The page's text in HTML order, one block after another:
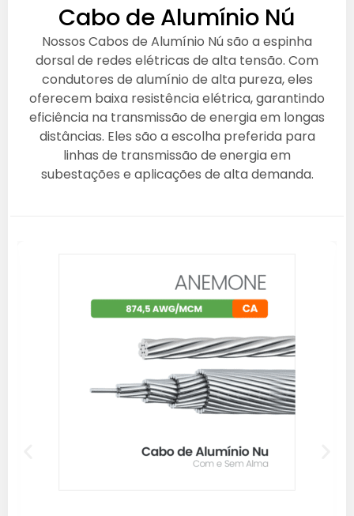
Cabo de Alumínio Nú
Nossos Cabos de Alumínio Nú são a espinha
dorsal de redes elétricas de alta tensão. Com
condutores de alumínio de alta pureza, eles
oferecem baixa resistência elétrica, garantindo
eficiência na transmissão de energia em longas
distâncias. Eles são a escolha preferida para
linhas de transmissão de energia em
subestações e aplicações de alta demanda.